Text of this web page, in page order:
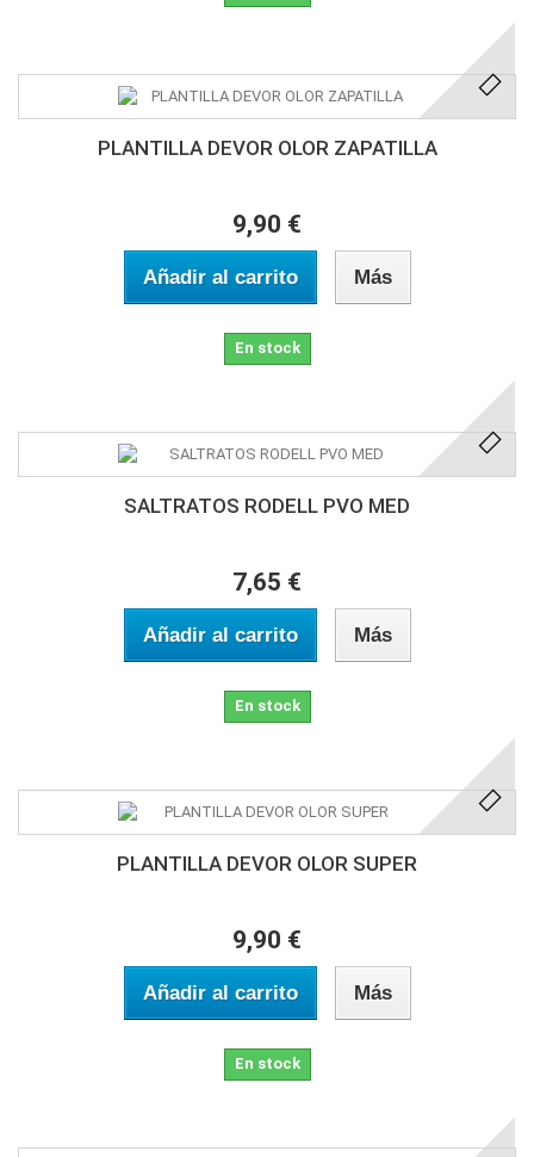
PLANTILLA DEVOR OLOR ZAPATILLA
9,90 €
Añadir al carrito Más
En stock
SALTRATOS RODELL PVO MED
7,65 €
Añadir al carrito Más
En stock
PLANTILLA DEVOR OLOR SUPER
9,90 €
Añadir al carrito Más
En stock